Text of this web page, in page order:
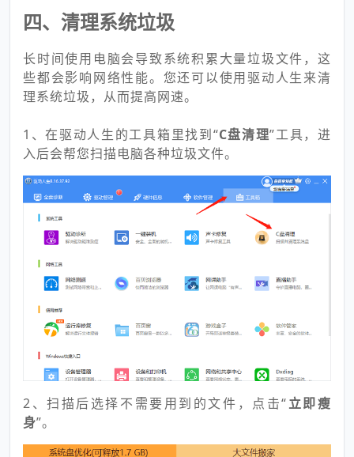
四、清理系统垃圾
长时间使用电脑会导致系统积累大量垃圾文件，这
些都会影响网络性能。您还可以使用驱动人生来清
理系统垃圾，从而提高网速。
1、在驱动人生的工具箱里找到“C盘清理”工具，进
入后会帮您扫描电脑各种垃圾文件。
2、扫描后选择不需要用到的文件，点击“立即瘦
身”。